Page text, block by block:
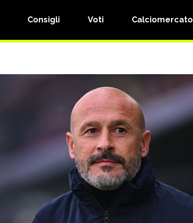
Consigli Voti Calciomercato